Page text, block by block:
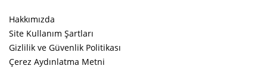
Hakkımızda
Site Kullanım Şartları
Gizlilik ve Güvenlik Politikası
Çerez Aydınlatma Metni